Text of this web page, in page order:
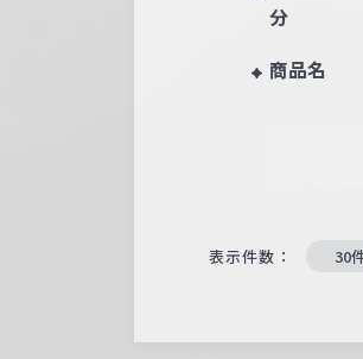
分
商品名
表示件数：